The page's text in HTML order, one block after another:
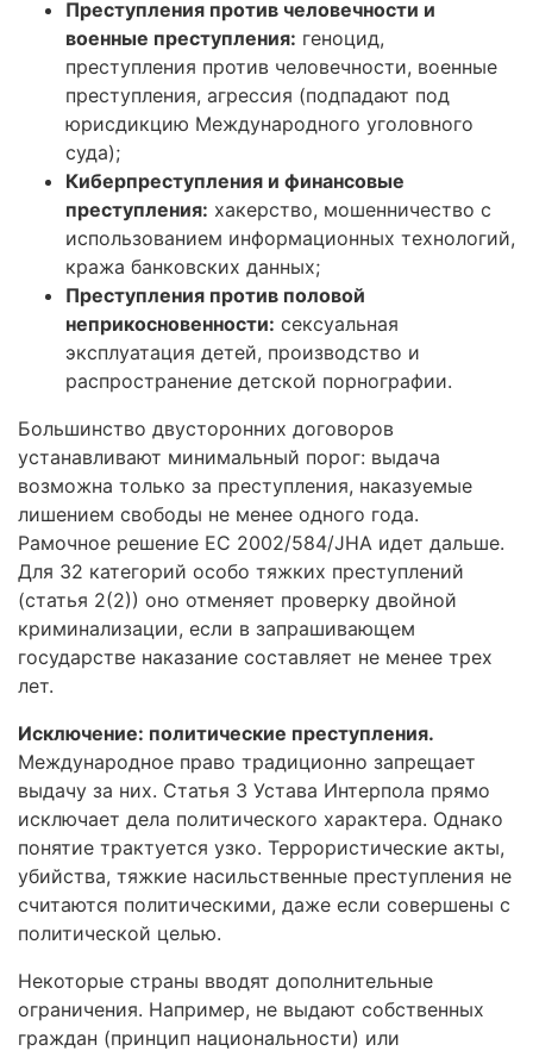
Преступления против человечности и
военные преступления: геноцид,
преступления против человечности, военные
преступления, агрессия (подпадают под
юрисдикцию Международного уголовного
суда);
Киберпреступления и финансовые
преступления: хакерство, мошенничество с
использованием информационных технологий,
кража банковских данных;
Преступления против половой
неприкосновенности: сексуальная
эксплуатация детей, производство и
распространение детской порнографии.
Большинство двусторонних договоров
устанавливают минимальный порог: выдача
возможна только за преступления, наказуемые
лишением свободы не менее одного года.
Рамочное решение ЕС 2002/584/JHA идет дальше.
Для 32 категорий особо тяжких преступлений
(статья 2(2)) оно отменяет проверку двойной
криминализации, если в запрашивающем
государстве наказание составляет не менее трех
лет.
Исключение: политические преступления.
Международное право традиционно запрещает
выдачу за них. Статья 3 Устава Интерпола прямо
исключает дела политического характера. Однако
понятие трактуется узко. Террористические акты,
убийства, тяжкие насильственные преступления не
считаются политическими, даже если совершены с
политической целью.
Некоторые страны вводят дополнительные
ограничения. Например, не выдают собственных
граждан (принцип национальности) или